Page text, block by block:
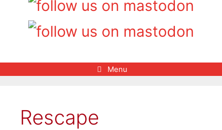
Menu
Rescape